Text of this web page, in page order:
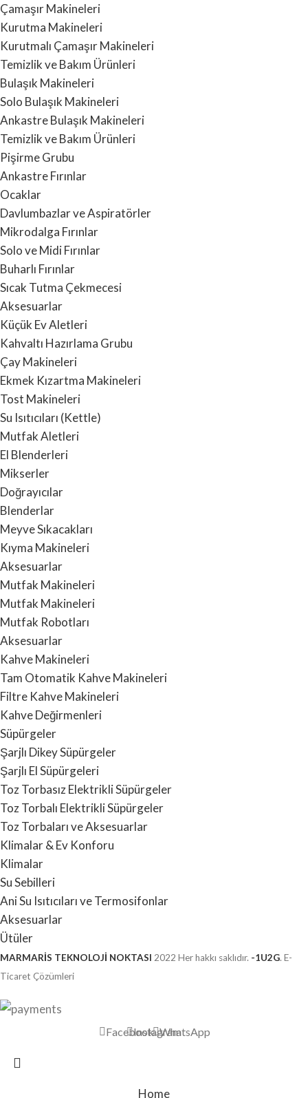
Çamaşır Makineleri
Kurutma Makineleri
Kurutmalı Çamaşır Makineleri
Temizlik ve Bakım Ürünleri
Bulaşık Makineleri
Solo Bulaşık Makineleri
Ankastre Bulaşık Makineleri
Temizlik ve Bakım Ürünleri
Pişirme Grubu
Ankastre Fırınlar
Ocaklar
Davlumbazlar ve Aspiratörler
Mikrodalga Fırınlar
Solo ve Midi Fırınlar
Buharlı Fırınlar
Sıcak Tutma Çekmecesi
Aksesuarlar
Küçük Ev Aletleri
Kahvaltı Hazırlama Grubu
Çay Makineleri
Ekmek Kızartma Makineleri
Tost Makineleri
Su Isıtıcıları (Kettle)
Mutfak Aletleri
El Blenderleri
Mikserler
Doğrayıcılar
Blenderlar
Meyve Sıkacakları
Kıyma Makineleri
Aksesuarlar
Mutfak Makineleri
Mutfak Makineleri
Mutfak Robotları
Aksesuarlar
Kahve Makineleri
Tam Otomatik Kahve Makineleri
Filtre Kahve Makineleri
Kahve Değirmenleri
Süpürgeler
Şarjlı Dikey Süpürgeler
Şarjlı El Süpürgeleri
Toz Torbasız Elektrikli Süpürgeler
Toz Torbalı Elektrikli Süpürgeler
Toz Torbaları ve Aksesuarlar
Klimalar & Ev Konforu
Klimalar
Su Sebilleri
Ani Su Isıtıcıları ve Termosifonlar
Aksesuarlar
Ütüler
MARMARİS TEKNOLOJİ NOKTASI 2022 Her hakkı saklıdır. -1U2G. E-
Ticaret Çözümleri
FacebookInstagramWhatsApp
Home